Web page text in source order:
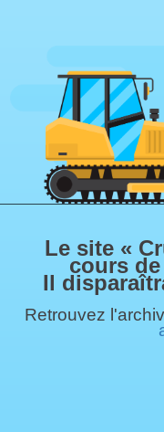
Le site «
cours de
Il
Retrouvez